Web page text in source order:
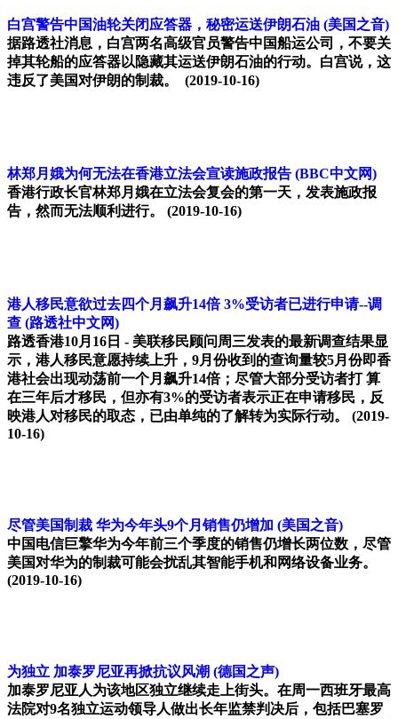
白宫警告中国油轮关闭应答器，秘密运送伊朗石油 (美国之音)
据路透社消息，白宫两名高级官员警告中国船运公司，不要关
掉其轮船的应答器以隐藏其运送伊朗石油的行动。白宫说，这
违反了美国对伊朗的制裁。
(2019-10-16)
林郑月娥为何无法在香港立法会宣读施政报告 (BBC中文网)
香港行政长官林郑月娥在立法会复会的第一天，发表施政报
告，然而无法顺利进行。
(2019-10-16)
港人移民意欲过去四个月飙升14倍 3%受访者已进行申请--调
查 (路透社中文网)
路透香港10月16日 - 美联移民顾问周三发表的最新调查结果显
示，港人移民意愿持续上升，9月份收到的查询量较5月份即香
港社会出现动荡前一个月飙升14倍；尽管大部分受访者打 算
在三年后才移民，但亦有3%的受访者表示正在申请移民，反
映港人对移民的取态，已由单纯的了解转为实际行动。
(2019-
10-16)
尽管美国制裁 华为今年头9个月销售仍增加 (美国之音)
中国电信巨擎华为今年前三个季度的销售仍增长两位数，尽管
美国对华为的制裁可能会扰乱其智能手机和网络设备业务。
(2019-10-16)
为独立 加泰罗尼亚再掀抗议风潮 (德国之声)
加泰罗尼亚人为该地区独立继续走上街头。在周一西班牙最高
法院对9名独立运动领导人做出长年监禁判决后，包括巴塞罗